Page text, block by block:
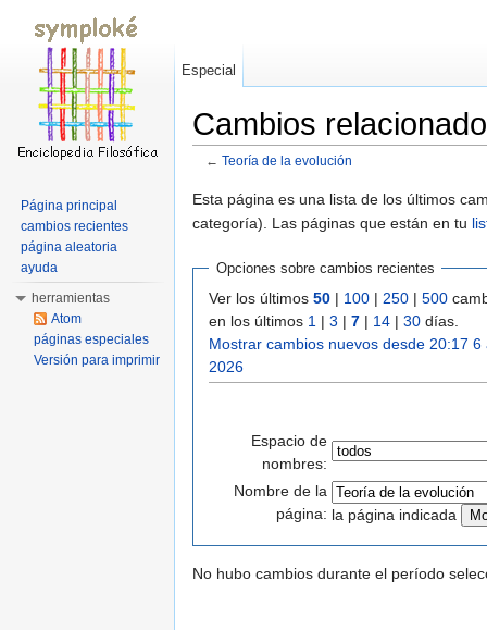
Cambios
← Teoría de la evolución
Esta página es una lista de los últimos
categoría). Las páginas que están en tu
Opciones sobre cambios recientes
Ver los últimos 50 | 100 | 250 | 500
en los últimos 1 | 3 | 7 | 14 | 30 días.
Mostrar cambios nuevos desde 20:17 6
2026
Espacio de
nombres:
Nombre de la
página: la página indicada
No hubo cambios durante el período
Especial
Página principal
cambios recientes
página aleatoria
ayuda
herramientas
Atom
páginas especiales
Versión para imprimir